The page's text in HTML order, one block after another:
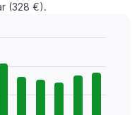
(328 €).